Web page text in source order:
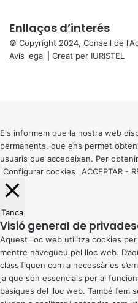
Enllaços d’interés
© Copyright 2024, Consell de
Avís legal | Creat per IURISTEL
button
Els informem que la nostra web
permanents, que ens permet
usuaris que accedeixen. Per
Configurar cookies
ACCEPTAR -
Tanca
Visió general de
Aquest lloc web utilitza cookies
mentre navegueu pel lloc web.
classifiquen com a necessàries
ja que són essencials per al
bàsiques del lloc web. També fem